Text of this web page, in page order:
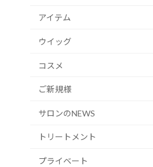
アイテム
ウイッグ
コスメ
ご新規様
サロンのNEWS
トリートメント
プライベート